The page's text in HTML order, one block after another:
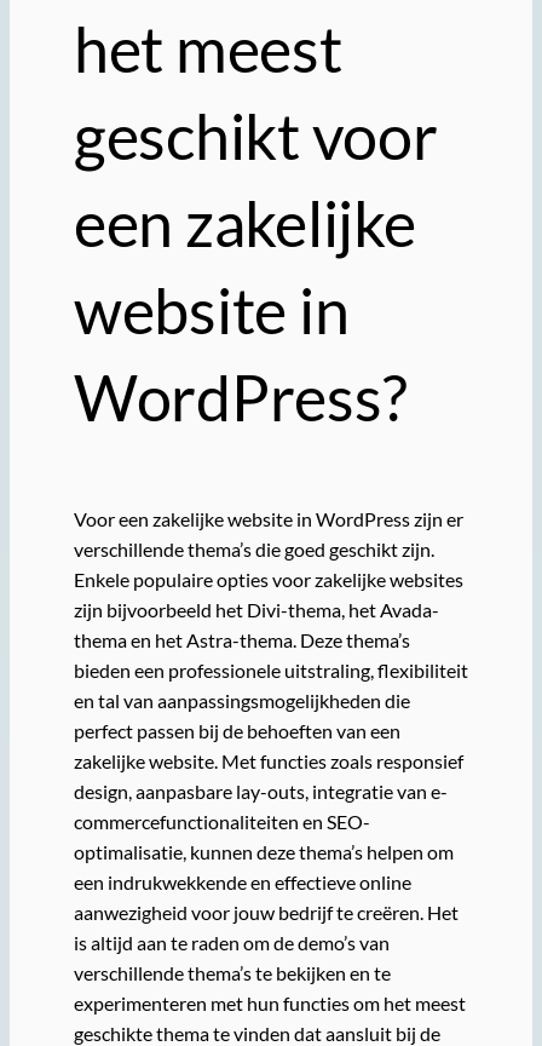
het meest
geschikt voor
een zakelijke
website in
WordPress?
Voor een zakelijke website in WordPress zijn er
verschillende thema’s die goed geschikt zijn.
Enkele populaire opties voor zakelijke websites
zijn bijvoorbeeld het Divi-thema, het Avada-
thema en het Astra-thema. Deze thema’s
bieden een professionele uitstraling, flexibiliteit
en tal van aanpassingsmogelijkheden die
perfect passen bij de behoeften van een
zakelijke website. Met functies zoals responsief
design, aanpasbare lay-outs, integratie van e-
commercefunctionaliteiten en SEO-
optimalisatie, kunnen deze thema’s helpen om
een indrukwekkende en effectieve online
aanwezigheid voor jouw bedrijf te creëren. Het
is altijd aan te raden om de demo’s van
verschillende thema’s te bekijken en te
experimenteren met hun functies om het meest
geschikte thema te vinden dat aansluit bij de